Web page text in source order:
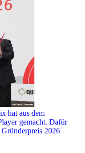
hat aus dem
gemacht. Dafür
2026